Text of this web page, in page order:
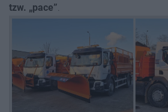
tzw. „pace”.